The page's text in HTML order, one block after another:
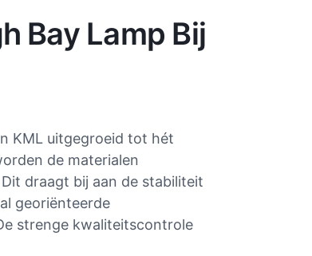
Bay Lamp Bij
KML uitgegroeid tot hét
de materialen
draagt ​​bij aan de stabiliteit
georiënteerde
strenge kwaliteitscontrole